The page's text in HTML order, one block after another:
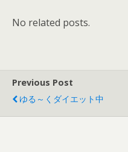
No related posts.
Previous Post
ゆる～くダイエット中